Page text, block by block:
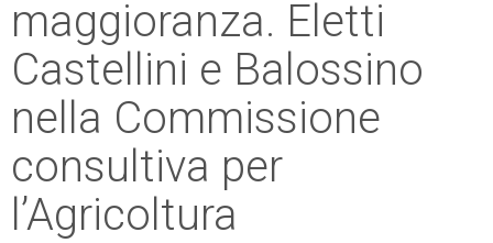
maggioranza. Eletti
Castellini e Balossino
nella Commissione
consultiva per
l’Agricoltura